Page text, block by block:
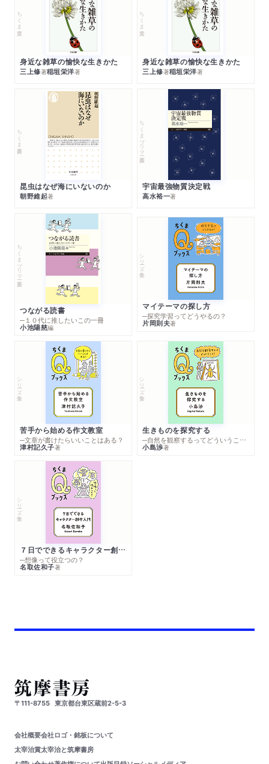
ちくま文庫
身近な雑草の愉快な生きかた
三上修著稲垣栄洋著
ちくま文庫
身近な雑草の愉快な生きかた
三上修著稲垣栄洋著
ちくま新書
昆虫はなぜ海にいないのか
朝野維起著
ちくまプリマー新書
宇宙最強物質決定戦
高水裕一著
ちくまプリマー新書
つながる読書
─１０代に推したいこの一冊
小池陽慈編
シリーズ・全集
マイテーマの探し方
─探究学習ってどうやるの？
片岡則夫著
シリーズ・全集
苦手から始める作文教室
─文章が書けたらいいことはある？
津村記久子著
シリーズ・全集
生きものを探究する
─自然を観察するってどういうこと？
小島渉著
シリーズ・全集
７日でできるキャラクター創作入門
─想像って役立つの？
名取佐和子著
〒111-8755 東京都台東区蔵前2-5-3
会社概要会社ロゴ・銘板について
太宰治賞太宰治と筑摩書房